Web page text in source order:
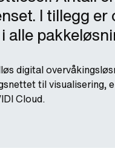
I tillegg
digital
til visualisering,
Cloud.